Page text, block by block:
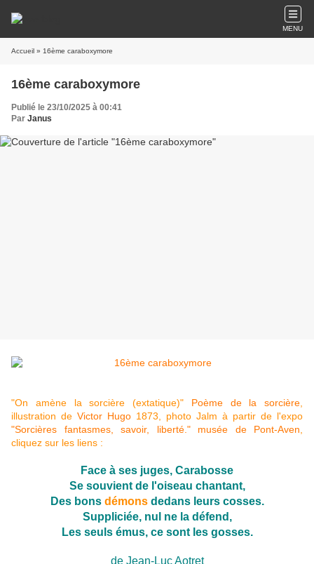
MENU
Accueil » 16ème caraboxymore
16ème caraboxymore
Publié le 23/10/2025 à 00:41
Par Janus
"On amène la sorcière (extatique)" Poème de la sorcière
illustration de Victor Hugo 1873, photo Jalm à partir de l'expo
"Sorcières fantasmes, savoir, liberté." musée de Pont-Aven
cliquez sur les liens :
Face à ses juges, Carabosse
Se souvient de l'oiseau chantant,
Des bons démonsdedans leurs cosses.
Suppliciée, nul ne la défend,
Les seuls émus, ce sont les gosses.
de Jean-Luc Aotret